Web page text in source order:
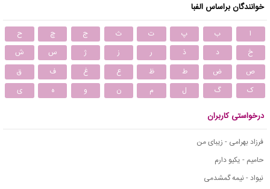
خوانندگان براساس الفبا
ا ب پ ت ث ج چ
ح
خ
د ذ ر ز ژ س
ش
ص
ض ط ظ ع غ ف
ق
ک
گ ل م ن و ه ی
درخواستی کاربران
فرزاد بهرامی - زیبای من
حامیم - یکیو دارم
نیواد - نیمه گمشدمی